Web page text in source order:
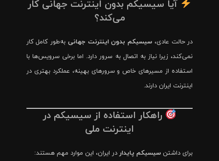
آیا سیسیکم بدون اینترنت جهانی کار
می‌کند؟
در حالت عادی، سیسیکم بدون اینترنت جهانی به‌طور کامل کار
نمی‌کند، زیرا نیاز به اتصال به سرور دارد. اما برخی سرویس‌ها با
استفاده از مسیرهای خاص و سرورهای بهینه، عملکرد بهتری در
اینترنت ایران دارند.
راهکار استفاده از سیسیکم در
اینترنت ملی
برای داشتن سیسیکم پایدار در ایران، این موارد مهم هستند: